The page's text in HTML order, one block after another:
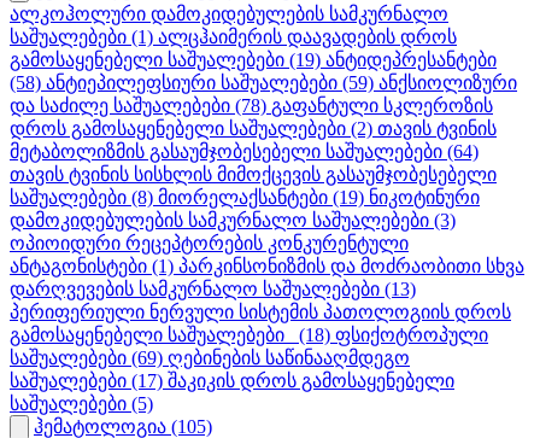
ალკოჰოლური დამოკიდებულების სამკურნალო
საშუალებები (1) ალცჰაიმერის დაავადების დროს
გამოსაყენებელი საშუალებები (19) ანტიდეპრესანტები
(58) ანტიეპილეფსიური საშუალებები (59) ანქსიოლიზური
და საძილე საშუალებები (78) გაფანტული სკლეროზის
დროს გამოსაყენებელი საშუალებები (2) თავის ტვინის
მეტაბოლიზმის გასაუმჯობესებელი საშუალებები (64)
თავის ტვინის სისხლის მიმოქცევის გასაუმჯობესებელი
საშუალებები (8) მიორელაქსანტები (19) ნიკოტინური
დამოკიდებულების სამკურნალო საშუალებები (3)
ოპიოიდური რეცეპტორების კონკურენტული
ანტაგონისტები (1) პარკინსონიზმის და მოძრაობითი სხვა
დარღვევების სამკურნალო საშუალებები (13)
პერიფერიული ნერვული სისტემის პათოლოგიის დროს
გამოსაყენებელი საშუალებები_ (18) ფსიქოტროპული
საშუალებები (69) ღებინების საწინააღმდეგო
საშუალებები (17) შაკიკის დროს გამოსაყენებელი
საშუალებები (5)
ჰემატოლოგია (105)